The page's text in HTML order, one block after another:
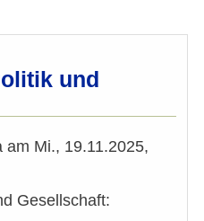
und
am Mi., 19.11.2025,
Gesellschaft: